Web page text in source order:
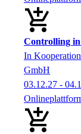
Controlling
In
GmbH
03.12.27 -